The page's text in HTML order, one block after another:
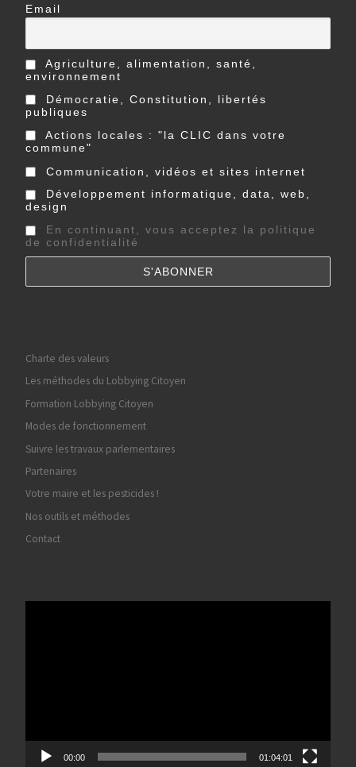
Email
Agriculture, alimentation, santé,
environnement
Démocratie, Constitution, libertés
publiques
Actions locales : "la CLIC dans votre
commune"
Communication, vidéos et sites internet
Développement informatique, data, web,
design
En continuant, vous acceptez la politique
de confidentialité
Charte des valeurs
Les méthodes du Lobbying Citoyen
Formation Lobbying Citoyen
Modes de fonctionnement
Suivre les travaux parlementaires
Partenaires
Votre maire et les pesticides !
Nos outils et méthodes
Contact
00:00 01:04:01